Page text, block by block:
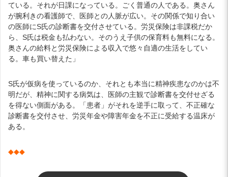
ている。それが日課になっている。ごく普通の人である。奥さん
が腕利きの看護師で、医師との人脈が広い。その関係で知り合い
の医師にS氏の診断書を交付させている。労災保険は非課税だか
ら、S氏は税金も払わない。そのうえ子供の保育料も無料になる。
奥さんの給料と労災保険による収入で悠々自適の生活をしてい
る。車も買い替えた」
S氏が仮病を使っているのか、それとも本当に精神疾患なのかは不
明だが、精神に関する病気は、医師の主観で診断書を交付せざる
を得ない側面がある。「患者」がそれを逆手に取って、不正確な
診断書を交付させ、労災年金や障害年金を不正に受給する温床が
ある。
◆◆◆